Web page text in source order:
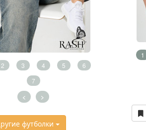
2 3 4 5
6
7
< >
футболки
1